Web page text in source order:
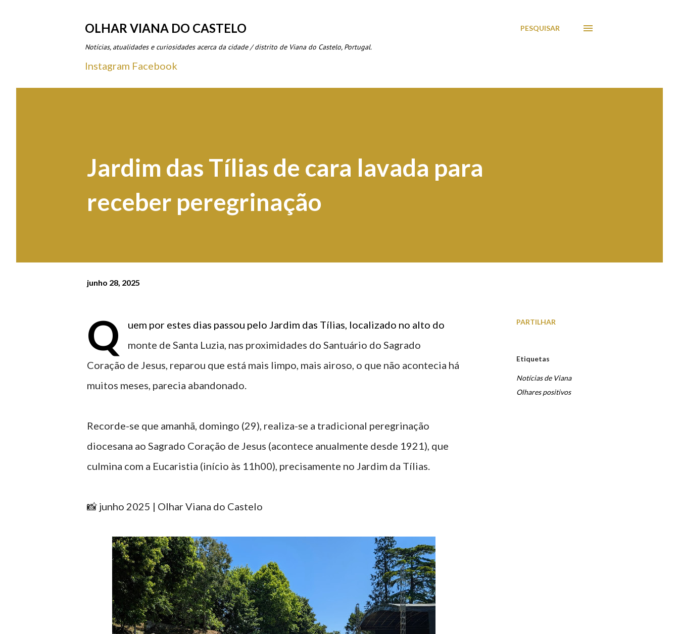
OLHAR VIANA DO CASTELO
Notícias, atualidades e curiosidades acerca da cidade / distrito de Viana do Castelo, Portugal.
PESQUISAR
Instagram Facebook
Jardim das Tílias de cara lavada para
receber peregrinação
junho 28, 2025
Q
uem por estes dias passou pelo Jardim das Tílias, localizado no alto do
monte de Santa Luzia, nas proximidades do Santuário do Sagrado
Coração de Jesus, reparou que está mais limpo, mais airoso, o que não acontecia há
muitos meses, parecia abandonado.
Recorde-se que amanhã, domingo (29), realiza-se a tradicional peregrinação
diocesana ao Sagrado Coração de Jesus (acontece anualmente desde 1921), que
culmina com a Eucaristia (início às 11h00), precisamente no Jardim da Tílias.
📸 junho 2025 | Olhar Viana do Castelo
PARTILHAR
Etiquetas
Notícias de Viana
Olhares positivos